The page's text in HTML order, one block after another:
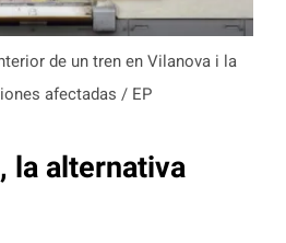
de un tren en Vilanova i la
afectadas / EP
la alternativa